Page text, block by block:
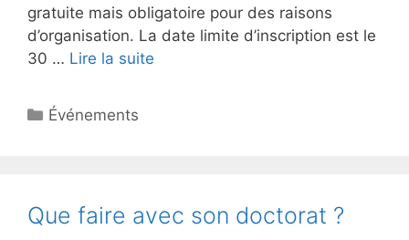
gratuite mais obligatoire pour des raisons
d’organisation. La date limite d’inscription est le
30 … Lire la suite
Catégories
Événements
Que faire avec son doctorat ?